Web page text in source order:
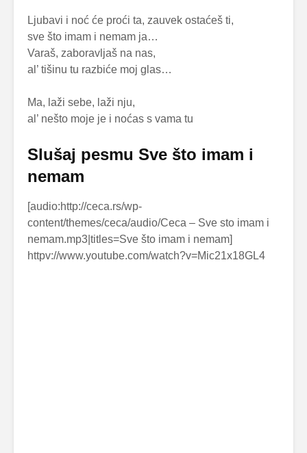
Ljubavi i noć će proći ta, zauvek ostaćeš ti,
sve što imam i nemam ja…
Varaš, zaboravljaš na nas,
al’ tišinu tu razbiće moj glas…
Ma, laži sebe, laži nju,
al’ nešto moje je i noćas s vama tu
Slušaj pesmu Sve što imam i
nemam
[audio:http://ceca.rs/wp-
content/themes/ceca/audio/Ceca – Sve sto imam i
nemam.mp3|titles=Sve što imam i nemam]
httpv://www.youtube.com/watch?v=Mic21x18GL4